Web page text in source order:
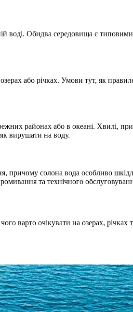
воді. Обидва середовища є
або річках. Умови тут, як
районах або в океані. Хвилі,
вирушати на воду.
причому солона вода особливо
та технічного
варто очікувати на озерах,